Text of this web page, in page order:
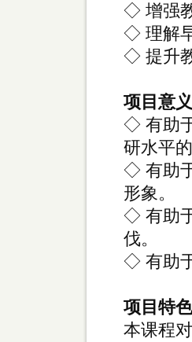
◇ 增强
◇ 理解
◇ 提升
项目意义
◇ 有助
研水平
◇ 有助
形象。
◇ 有助
伐。
◇ 有助
项目特色
本课程